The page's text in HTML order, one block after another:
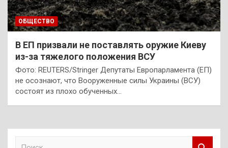
ОБЩЕСТВО
В ЕП призвали не поставлять оружие Киеву
из-за тяжелого положения ВСУ
Фото: REUTERS/Stringer Депутаты Европарламента (ЕП)
не осознают, что Вооруженные силы Украины (ВСУ)
состоят из плохо обученных…